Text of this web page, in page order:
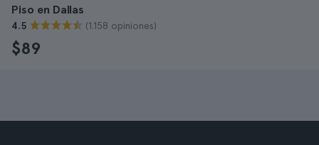
Piso en Dallas
4.5 (1.158 opiniones)
$89